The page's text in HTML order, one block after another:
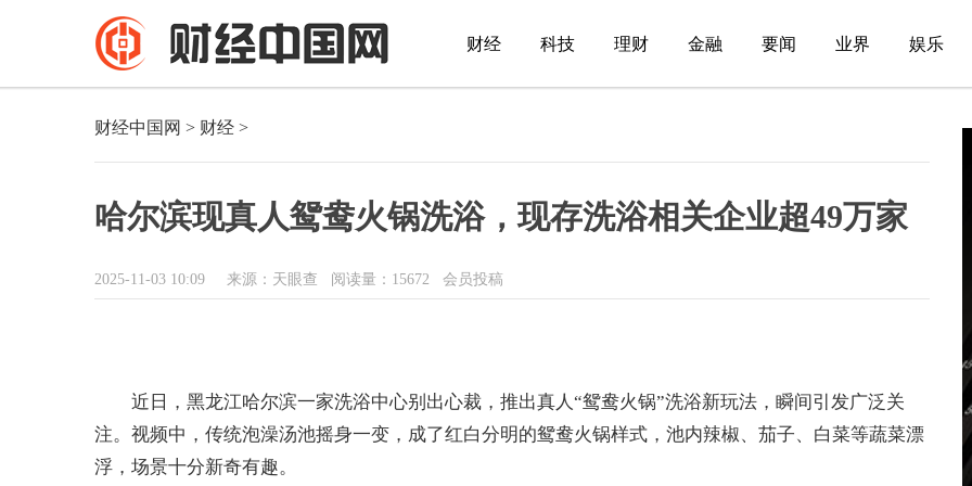
财经 科技 理财 金融 要闻 业界 娱乐
财经中国网 > 财经 >
哈尔滨现真人鸳鸯火锅洗浴，现存洗浴相关企业超49万家
2025-11-03 10:09 来源：天眼查 阅读量：15672 会员投稿
近日，黑龙江哈尔滨一家洗浴中心别出心裁，推出真人“鸳鸯火锅”洗浴新玩法，瞬间引发广泛关
注。视频中，传统泡澡汤池摇身一变，成了红白分明的鸳鸯火锅样式，池内辣椒、茄子、白菜等蔬菜漂
浮，场景十分新奇有趣。